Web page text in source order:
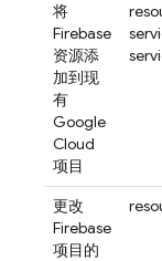
将
Firebase
资源添
加到现
有
Google
Cloud
项目
更改
Firebase
项目的